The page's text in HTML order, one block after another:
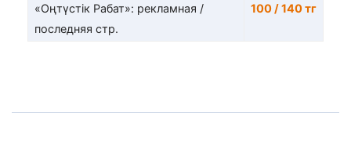
«Оңтүстік Рабат»: рекламная /
последняя стр.
100 / 140 тг